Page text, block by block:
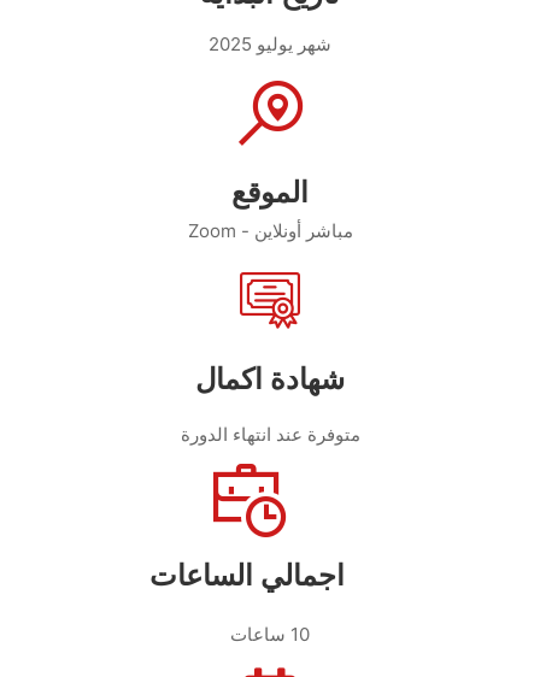
شهر يوليو 2025
الموقع
مباشر أونلاين - Zoom
شهادة اكمال
متوفرة عند انتهاء الدورة
اجمالي الساعات
10 ساعات